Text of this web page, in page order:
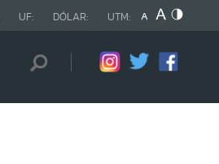
UF: DÓLAR: UTM: